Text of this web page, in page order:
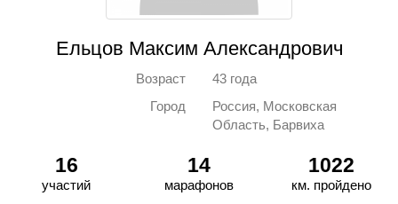
Ельцов Максим Александрович
Возраст
43 года
Город
Россия, Московская
Область, Барвиха
16
участий
14
марафонов
1022
км. пройдено